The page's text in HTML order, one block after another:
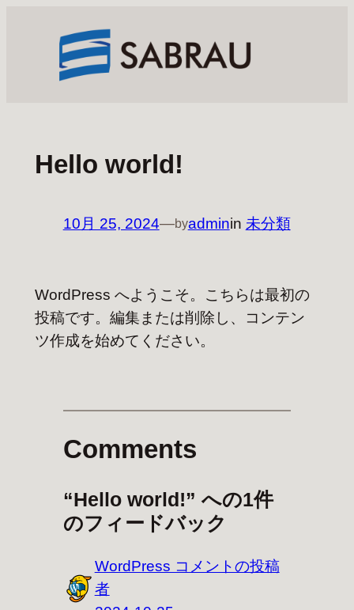
Hello world!
10月 25, 2024—byadminin 未分類
WordPress へようこそ。こちらは最初の
投稿です。編集または削除し、コンテン
ツ作成を始めてください。
Comments
“Hello world!” への1件
のフィードバック
WordPress コメントの投稿
者